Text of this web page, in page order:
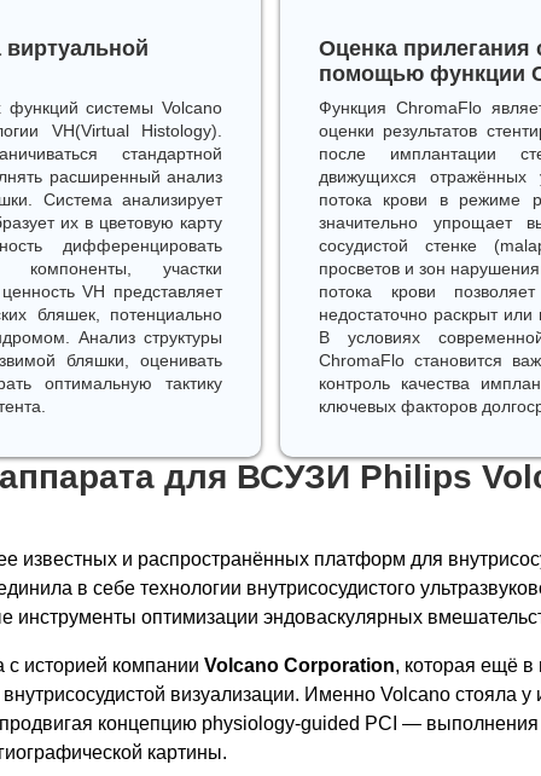
функций системы Volcano
VH(Virtual Histology).
стандартной
расширенный анализ
Система анализирует
их в цветовую карту
дифференцировать
компоненты, участки
VH представляет
бляшек, потенциально
Анализ структуры
бляшки, оценивать
оптимальную тактику
Оценка прилегания
помощью функции
Функция ChromaFlo
оценки результатов
после имплантации
движущихся отражённых
потока крови в режиме
значительно упрощает
сосудистой стенке
просветов и зон
потока крови
недостаточно раскрыт
В условиях
ChromaFlo становится
контроль качества
ключевых факторов
для ВСУЗИ Philips
известных и распространённых платформ для
в себе технологии внутрисосудистого
инструменты оптимизации эндоваскулярных
историей компании Volcano Corporation, которая ещё в
визуализации. Именно Volcano стояла у
продвигая концепцию physiology-guided PCI —
картины.